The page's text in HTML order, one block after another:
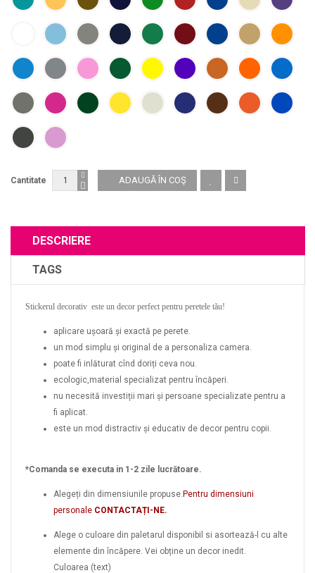
Cantitate
DESCRIERE
TAGS
Stickerul decorativ este un decor perfect pentru peretele tău!
aplicare ușoară și exactă pe perete.
un mod simplu și original de a personaliza camera.
poate fi inlăturat cînd doriți ceva nou.
ecologic,material specializat pentru încăperi.
nu necesită investiții mari și persoane specializate pentru a
fi aplicat.
este un mod distractiv și educativ de decor pentru copii.
*Comanda se executa in 1-2 zile lucrătoare.
Alegeți din dimensiunile propuse. Pentru dimensiuni
personale CONTACTAȚI-NE.
Alege o culoare din paletarul disponibil si asortează-l cu alte
elemente din încăpere. Vei obține un decor inedit.
Culoarea (text)